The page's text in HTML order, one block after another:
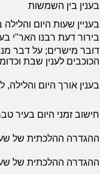
בענין בין השמשות
בעניין שעות היום
בירור דעת רבנו האר"י
דובר מישרים; על דבר
הכוכבים לענין שבת
בענין אורך היום
חישוב זמני היום בעיר
ההגדרה ההלכתית של
ההגדרה ההלכתית של